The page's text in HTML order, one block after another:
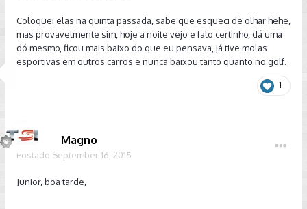
Coloquei elas na quinta passada, sabe que esqueci de olhar hehe,
mas provavelmente sim, hoje a noite vejo e falo certinho, dá uma
dó mesmo, ficou mais baixo do que eu pensava, já tive molas
esportivas em outros carros e nunca baixou tanto quanto no golf.
1
Magno
Postado September 16, 2015
Junior, boa tarde,